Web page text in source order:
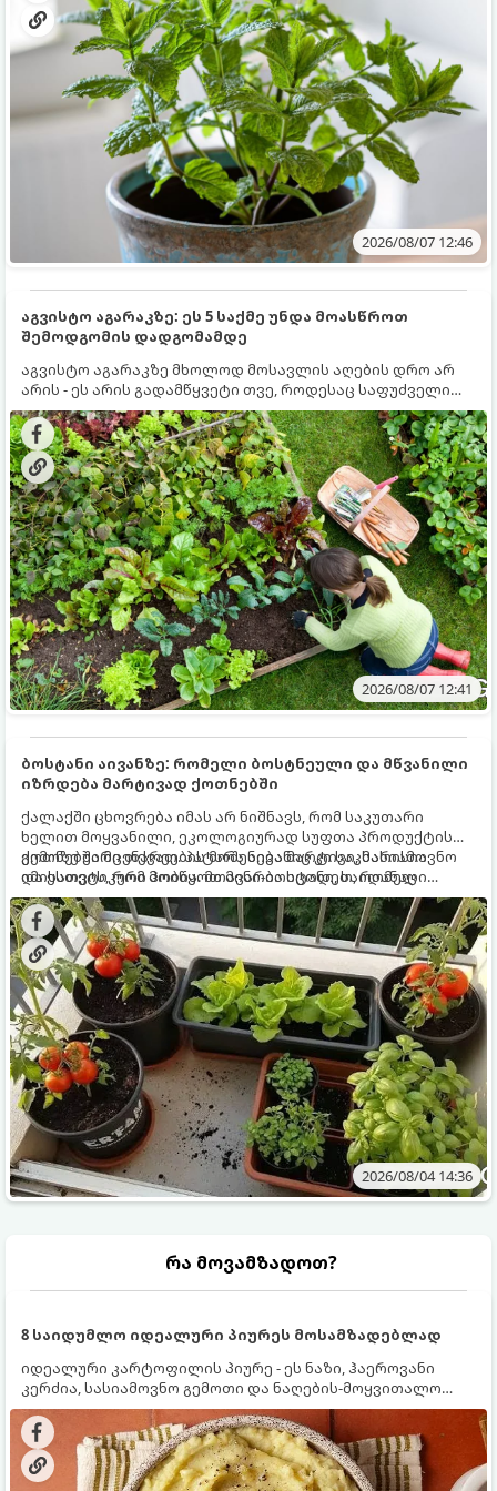
2026/08/07 12:46
აგვისტო აგარაკზე: ეს 5 საქმე უნდა მოასწროთ
შემოდგომის დადგომამდე
აგვისტო აგარაკზე მხოლოდ მოსავლის აღების დრო არ
არის - ეს არის გადამწყვეტი თვე, როდესაც საფუძველი
ეყრება მომავალი წლის მოსავალს და ბაღი მზადდება
შემოდგომა-ზამთრის სეზონისთვის. იმისათვის, რომ
ნიადაგმა ენერგია აღიდგინოს, ხოლო მცენარეებმა
ზამთარს გაუძლონ, აგვისტოს ბოლომდე 5
მნიშვნელოვანი საქმის გაკეთება უნდა მოასწროთ:
2026/08/07 12:41
ბოსტანი აივანზე: რომელი ბოსტნეული და მწვანილი
იზრდება მარტივად ქოთნებში
ქალაქში ცხოვრება იმას არ ნიშნავს, რომ საკუთარი
ხელით მოყვანილი, ეკოლოგიურად სუფთა პროდუქტის
გემოზე უარი თქვათ. პატარა აივანიც კი საკმარისია
იმისათვის, რომ მოიწყოთ მინი-ბოსტანი, საიდანაც
ყოველდღიურად ახალ, არომატულ მწვანილსა და
ბოსტნეულს მოკრეფთ.
ქოთნებში მცენარეების მოშენება მარტივი, სასიამოვნო
და ესთეტიკური ჰობია. მთავარია იცოდეთ, რომელი
კულტურები ეგუებიან ქოთნის პირობებს ყველაზე კარგად
და როგორ მოუაროთ მათ სწორად.
2026/08/04 14:36
რა მოვამზადოთ?
8 საიდუმლო იდეალური პიურეს მოსამზადებლად
იდეალური კარტოფილის პიურე - ეს ნაზი, ჰაეროვანი
კერძია, სასიამოვნო გემოთი და ნაღების-მოყვითალო
ფერით. მისი მომზადება ძალიან მარტივია, მაგრამ
არსებობს რამდენიმე საიდუმლო, რომლებიც უნდა
იცოდეთ, რომ პიურე იდეალურად გემრიელი გამოვიდეს.